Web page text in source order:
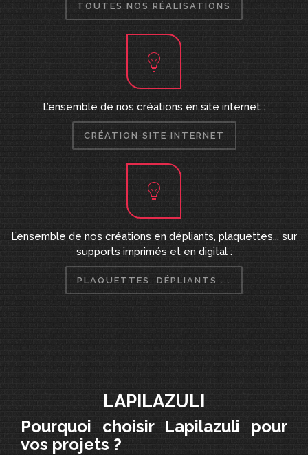
TOUTES NOS RÉALISATIONS
L’ensemble de nos créations en site internet :
CRÉATION SITE INTERNET
L’ensemble de nos créations en dépliants, plaquettes... sur
supports imprimés et en digital :
PLAQUETTES, DÉPLIANTS ...
LAPILAZULI
Pourquoi choisir Lapilazuli pour
vos projets ?